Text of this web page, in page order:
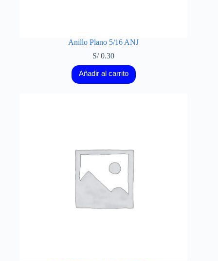
Anillo Plano 5/16 ANJ
S/0.30
Añadir al carrito